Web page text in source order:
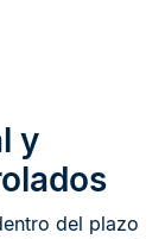
y
del plazo